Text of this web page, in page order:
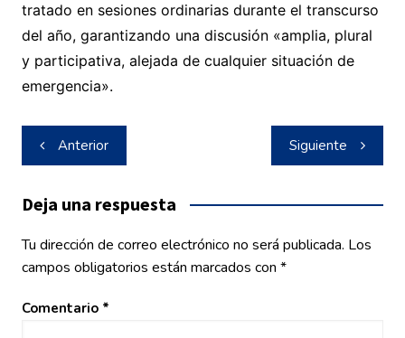
tratado en sesiones ordinarias durante el transcurso
del año, garantizando una discusión «amplia, plural
y participativa, alejada de cualquier situación de
emergencia».
Navegación
de
entradas
Anterior Siguiente
Deja una respuesta
Tu dirección de correo electrónico no será publicada. Los
campos obligatorios están marcados con *
Comentario *